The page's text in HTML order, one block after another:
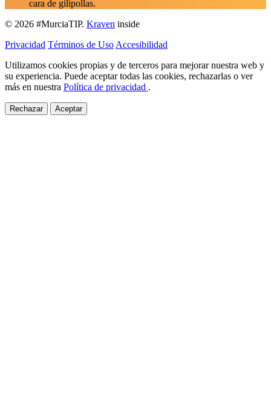
cara de gilipollas.
© 2026 #MurciaTIP. Kraven inside
Privacidad Términos de Uso Accesibilidad
Utilizamos cookies propias y de terceros para mejorar nuestra web y
su experiencia. Puede aceptar todas las cookies, rechazarlas o ver
más en nuestra Política de privacidad .
Rechazar Aceptar